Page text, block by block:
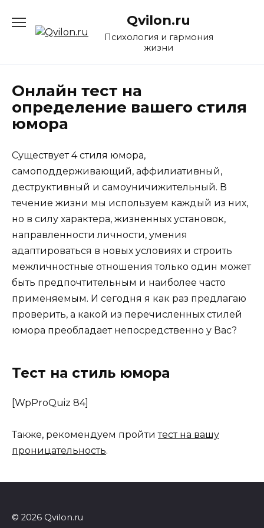
содержанию
Qvilon.ru
Психология и гармония
жизни
Онлайн тест на
определение вашего стиля
юмора
Существует 4 стиля юмора,
самоподдерживающий, аффилиативный,
деструктивный и самоуничижительный. В
течение жизни мы используем каждый из них,
но в силу характера, жизненных установок,
направленности личности, умения
адаптироваться в новых условиях и строить
межличностные отношения только один может
быть предпочтительным и наиболее часто
применяемым. И сегодня я как раз предлагаю
проверить, а какой из перечисленных стилей
юмора преобладает непосредственно у Вас?
Тест на стиль юмора
[WpProQuiz 84]
Также, рекомендуем пройтитест на вашу
проницательность.
© 2026 Qvilon.ru